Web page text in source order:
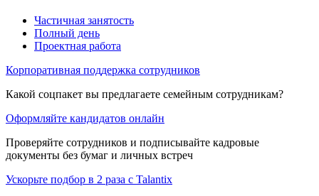
Частичная занятость
Полный день
Проектная работа
Корпоративная поддержка сотрудников
Какой соцпакет вы предлагаете семейным сотрудникам?
Оформляйте кандидатов онлайн
Проверяйте сотрудников и подписывайте кадровые
документы без бумаг и личных встреч
Ускорьте подбор в 2 раза с Talantix